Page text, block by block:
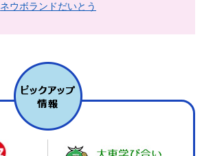
ネウボランドだいとう